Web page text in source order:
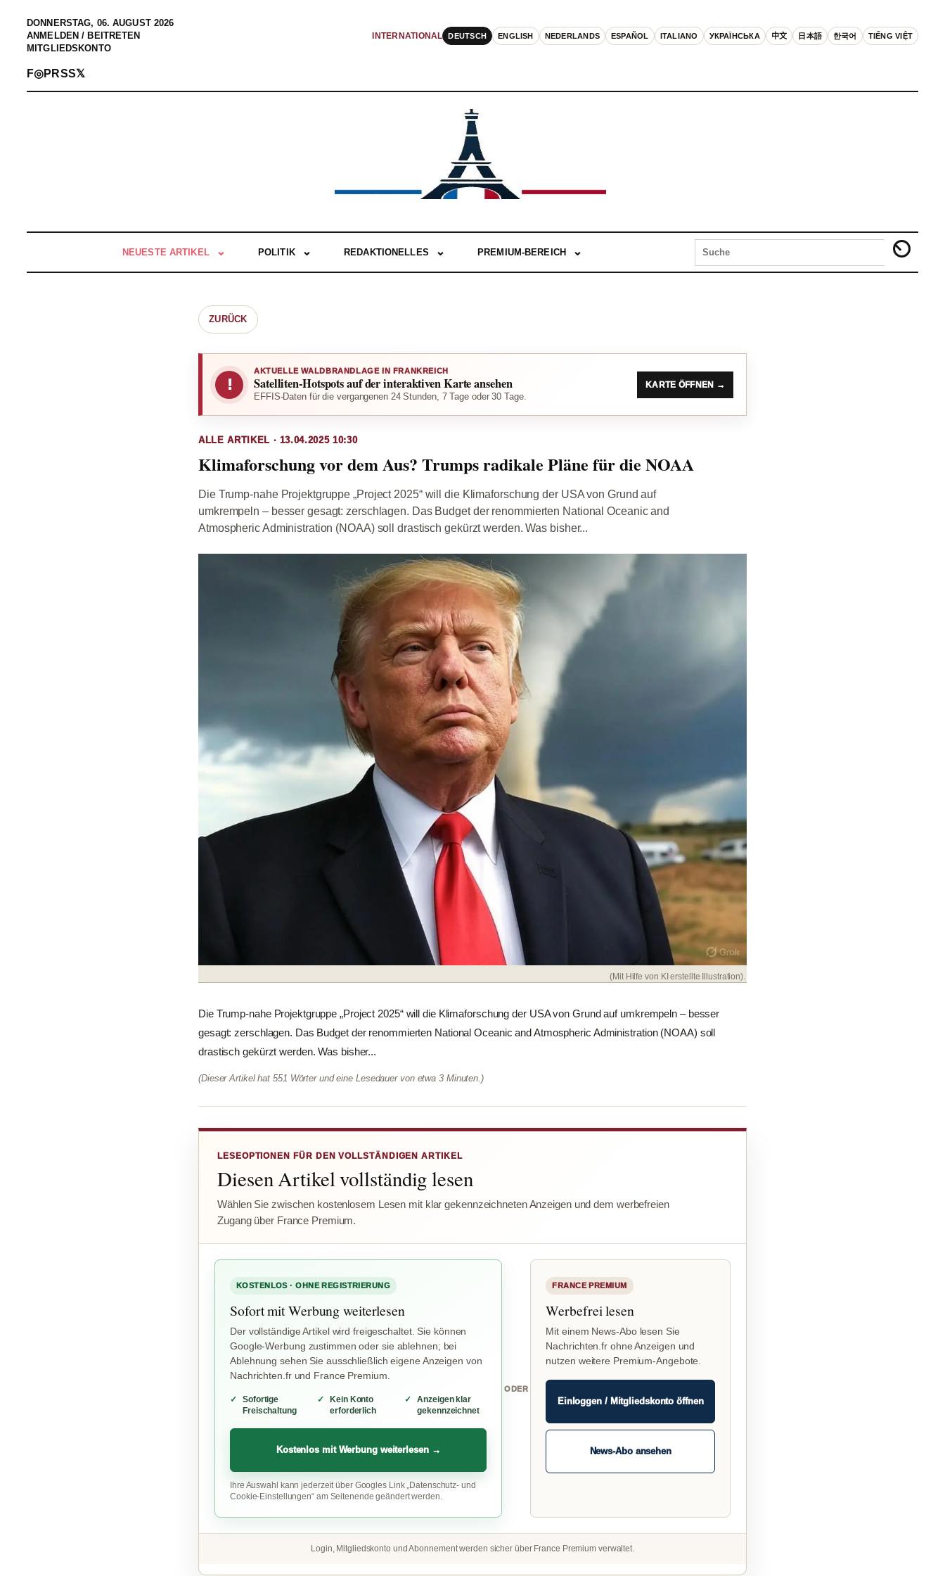
DONNERSTAG, 06. AUGUST 2026
ANMELDEN / BEITRETEN
MITGLIEDSKONTO
INTERNATIONAL DEUTSCH ENGLISH NEDERLANDS ESPAÑOL ITALIANO УКРАЇНСЬКА 中文 日本語 한국어 TIẾNG VIỆT
F◎PRSS𝕏
NEUESTE ARTIKEL POLITIK REDAKTIONELLES PREMIUM-BEREICH
ZURÜCK
!
AKTUELLE WALDBRANDLAGE IN FRANKREICH
Satelliten-Hotspots auf der interaktiven Karte ansehen
EFFIS-Daten für die vergangenen 24 Stunden, 7 Tage oder 30 Tage.
KARTE ÖFFNEN →
ALLE ARTIKEL · 13.04.2025 10:30
Klimaforschung vor dem Aus? Trumps radikale Pläne für die NOAA
Die Trump-nahe Projektgruppe „Project 2025“ will die Klimaforschung der USA von Grund auf
umkrempeln – besser gesagt: zerschlagen. Das Budget der renommierten National Oceanic and
Atmospheric Administration (NOAA) soll drastisch gekürzt werden. Was bisher...
(Mit Hilfe von KI erstellte Illustration).
Die Trump-nahe Projektgruppe „Project 2025“ will die Klimaforschung der USA von Grund auf umkrempeln – besser
gesagt: zerschlagen. Das Budget der renommierten National Oceanic and Atmospheric Administration (NOAA) soll
drastisch gekürzt werden. Was bisher...
(Dieser Artikel hat 551 Wörter und eine Lesedauer von etwa 3 Minuten.)
LESEOPTIONEN FÜR DEN VOLLSTÄNDIGEN ARTIKEL
Diesen Artikel vollständig lesen
Wählen Sie zwischen kostenlosem Lesen mit klar gekennzeichneten Anzeigen und dem werbefreien
Zugang über France Premium.
KOSTENLOS · OHNE REGISTRIERUNG
Sofort mit Werbung weiterlesen
Der vollständige Artikel wird freigeschaltet. Sie können
Google-Werbung zustimmen oder sie ablehnen; bei
Ablehnung sehen Sie ausschließlich eigene Anzeigen von
Nachrichten.fr und France Premium.
Sofortige
Freischaltung
Kein Konto
erforderlich
Anzeigen klar
gekennzeichnet
Kostenlos mit Werbung weiterlesen →
Ihre Auswahl kann jederzeit über Googles Link „Datenschutz- und
Cookie-Einstellungen“ am Seitenende geändert werden.
ODER
FRANCE PREMIUM
Werbefrei lesen
Mit einem News-Abo lesen Sie
Nachrichten.fr ohne Anzeigen und
nutzen weitere Premium-Angebote.
Einloggen / Mitgliedskonto öffnen
News-Abo ansehen
Login, Mitgliedskonto und Abonnement werden sicher über France Premium verwaltet.